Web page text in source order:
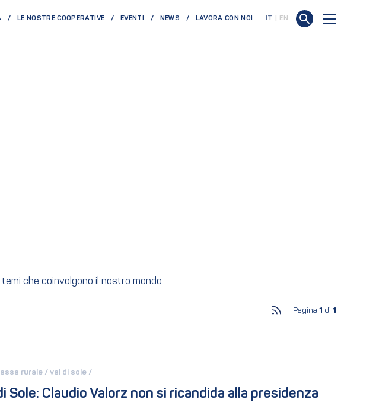
LE NOSTRE COOPERATIVE EVENTI NEWS(CURRENT)LAVORA CON NOI IT EN
che coinvolgono il nostro mondo.
Pagina 1 di 1
rurale / val di sole /
Sole: Claudio Valorz non si ricandida alla presidenza